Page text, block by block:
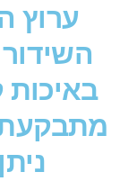
ערוץ
באיכות